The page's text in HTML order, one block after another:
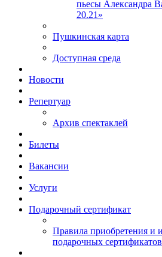
пьесы Александра
20.21»
Пушкинская карта
Доступная среда
Новости
Репертуар
Архив спектаклей
Билеты
Вакансии
Услуги
Подарочный сертификат
Правила приобретения и
подарочных сертификатов